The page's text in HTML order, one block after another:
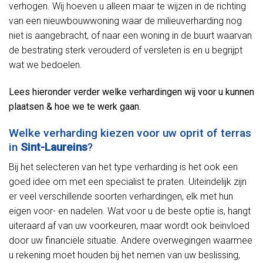
verhogen. Wij hoeven u alleen maar te wijzen in de richting
van een nieuwbouwwoning waar de milieuverharding nog
niet is aangebracht, of naar een woning in de buurt waarvan
de bestrating sterk verouderd of versleten is en u begrijpt
wat we bedoelen.
Lees hieronder verder welke verhardingen wij voor u kunnen
plaatsen & hoe we te werk gaan.
Welke verharding kiezen voor uw oprit of terras
in Sint-Laureins?
Bij het selecteren van het type verharding is het ook een
goed idee om met een specialist te praten. Uiteindelijk zijn
er veel verschillende soorten verhardingen, elk met hun
eigen voor- en nadelen. Wat voor u de beste optie is, hangt
uiteraard af van uw voorkeuren, maar wordt ook beïnvloed
door uw financiële situatie. Andere overwegingen waarmee
u rekening moet houden bij het nemen van uw beslissing,